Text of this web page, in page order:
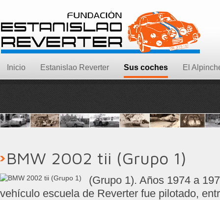
Inicio Estanislao Reverter Sus coches El
BMW 2002 tii (Grupo 1)
(Grupo 1). Años 1974 a
vehículo escuela de Reverter fue pilotado,